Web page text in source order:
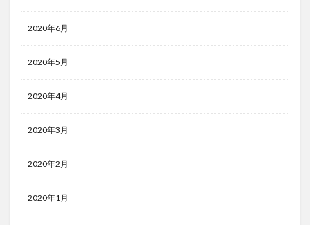
2020年6月
2020年5月
2020年4月
2020年3月
2020年2月
2020年1月